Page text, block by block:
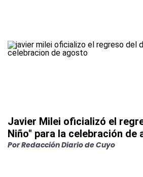
Javier Milei oficializó el
Niño" para la celebración de
PorRedacción Diario de Cuyo